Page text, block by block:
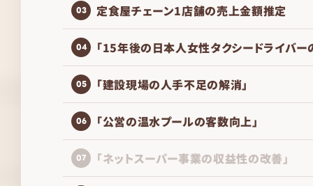
03 定食屋チェーン1店舗の売上金額推定
04 「15年後の日本人女性タクシードライバー
05 「建設現場の人手不足の解消」
06 「公営の温水プールの客数向上」
07 「ネットスーパー事業の収益性の改善」